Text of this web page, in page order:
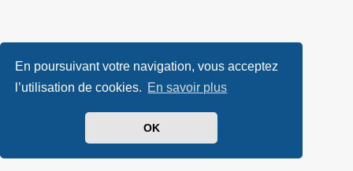
En poursuivant votre navigation, vous acceptez
l’utilisation de cookies. En savoir plus
OK